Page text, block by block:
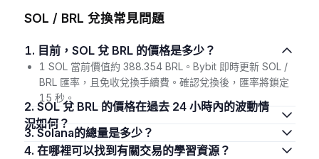
SOL / BRL 兌換常見問題
1. 目前，SOL 兌 BRL 的價格是多少？
1 SOL 當前價值約 388.354 BRL。Bybit 即時更新 SOL /
BRL 匯率，且免收兌換手續費。確認兌換後，匯率將鎖定
15 秒。
2. SOL 兌 BRL 的價格在過去 24 小時內的波動情
況如何？
3. Solana的總量是多少？
4. 在哪裡可以找到有關交易的學習資源？